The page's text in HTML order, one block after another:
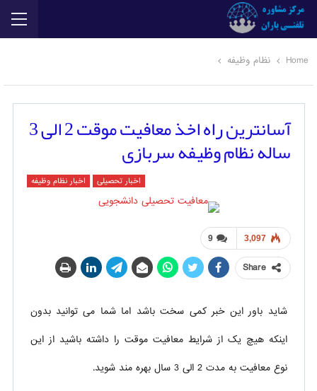
Home نظام وظیفه
آسانترین راه اخذ معافیت موقت 2 الی 3
ساله نظام وظیفه سربازی
اخبار تحصیلی اخبار نظام وظیفه
9 3,097
Share
شاید باور این خبر کمی سخت باشد اما شما می توانید بدون
اینکه هیچ یک از شرایط معافیت موقت را داشته باشید از این
نوع معافیت به مدت 2 الی 3 سال بهره مند شوید.